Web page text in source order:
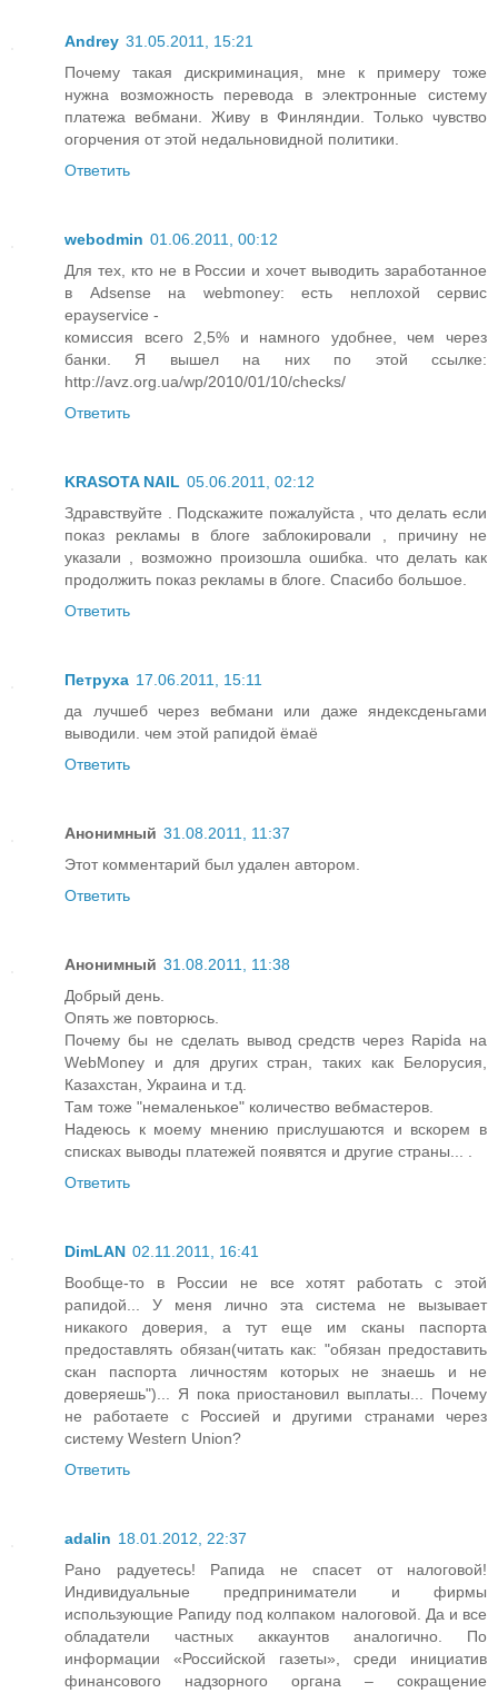
Andrey 31.05.2011, 15:21
Почему такая дискриминация, мне к примеру тоже
нужна возможность перевода в электронные систему
платежа вебмани. Живу в Финляндии. Только чувство
огорчения от этой недальновидной политики.
Ответить
webodmin 01.06.2011, 00:12
Для тех, кто не в России и хочет выводить заработанное
в Adsense на webmoney: есть неплохой сервис
epayservice -
комиссия всего 2,5% и намного удобнее, чем через
банки. Я вышел на них по этой ссылке:
http://avz.org.ua/wp/2010/01/10/checks/
Ответить
KRASOTA NAIL 05.06.2011, 02:12
Здравствуйте . Подскажите пожалуйста , что делать если
показ рекламы в блоге заблокировали , причину не
указали , возможно произошла ошибка. что делать как
продолжить показ рекламы в блоге. Спасибо большое.
Ответить
Петруха 17.06.2011, 15:11
да лучшеб через вебмани или даже яндексденьгами
выводили. чем этой рапидой ёмаё
Ответить
Анонимный 31.08.2011, 11:37
Этот комментарий был удален автором.
Ответить
Анонимный 31.08.2011, 11:38
Добрый день.
Опять же повторюсь.
Почему бы не сделать вывод средств через Rapida на
WebMoney и для других стран, таких как Белорусия,
Казахстан, Украина и т.д.
Там тоже "немаленькое" количество вебмастеров.
Надеюсь к моему мнению прислушаются и вскорем в
списках выводы платежей появятся и другие страны... .
Ответить
DimLAN 02.11.2011, 16:41
Вообще-то в России не все хотят работать с этой
рапидой... У меня лично эта система не вызывает
никакого доверия, а тут еще им сканы паспорта
предоставлять обязан(читать как: "обязан предоставить
скан паспорта личностям которых не знаешь и не
доверяешь")... Я пока приостановил выплаты... Почему
не работаете с Россией и другими странами через
систему Western Union?
Ответить
adalin 18.01.2012, 22:37
Рано радуетесь! Рапида не спасет от налоговой!
Индивидуальные предприниматели и фирмы
использующие Рапиду под колпаком налоговой. Да и все
обладатели частных аккаунтов аналогично. По
информации «Российской газеты», среди инициатив
финансового надзорного органа – сокращение